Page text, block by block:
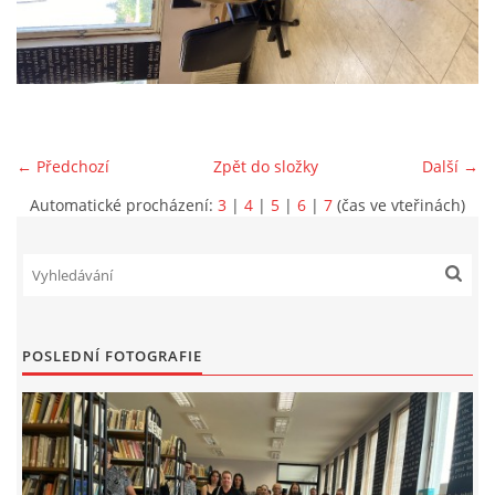
VIDEA Z DRONU
"KNIHOBUDKY"
E-KNIHY DO KAŽDÉ KNIHOVNY
GRANTY A DOTACE
← Předchozí Další →
Zpět do složky
Automatické procházení: 3 | 4 | 5 | 6 | 7 (čas ve vteřinách)
POSLEDNÍ FOTOGRAFIE